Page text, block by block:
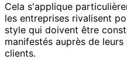
Cela s'applique
les entreprises rivalisent
style qui doivent être
manifestés auprès de
clients.